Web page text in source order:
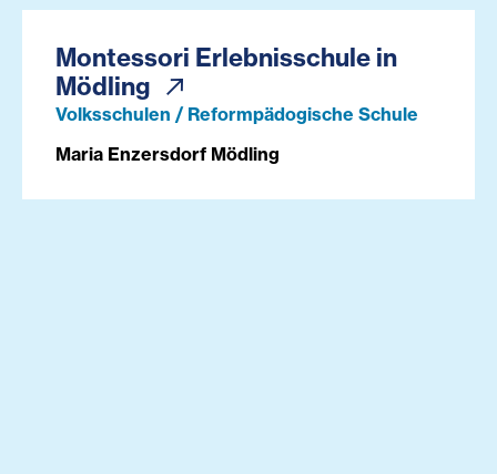
Montessori Erlebnisschule in
Mödling
Volksschulen / Reformpädogische Schule
Maria Enzersdorf Mödling